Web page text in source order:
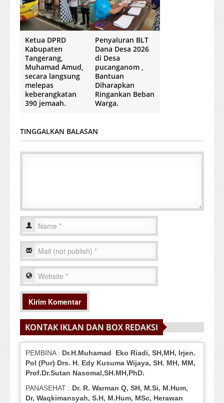
Ketua DPRD
Kabupaten
Tangerang,
Muhamad Amud,
secara langsung
melepas
keberangkatan
390 jemaah.
Penyaluran BLT
Dana Desa 2026
di Desa
pucanganom ,
Bantuan
Diharapkan
Ringankan Beban
Warga.
TINGGALKAN BALASAN
KONTAK IKLAN DAN BOX REDAKSI
PEMBINA : Dr.H.Muhamad Eko Riadi, SH,MH, Irjen.
Pol (Pur) Drs. H. Edy Kusuma Wijaya, SH. MH, MM,
Prof.Dr.Sutan Nasomal,SH.MH,PhD.
PANASEHAT : Dr. R. Warman Q, SH, M.Si, M.Hum,
Dr, Waqkimansyah, S.H, M.Hum, MSc, Herawan